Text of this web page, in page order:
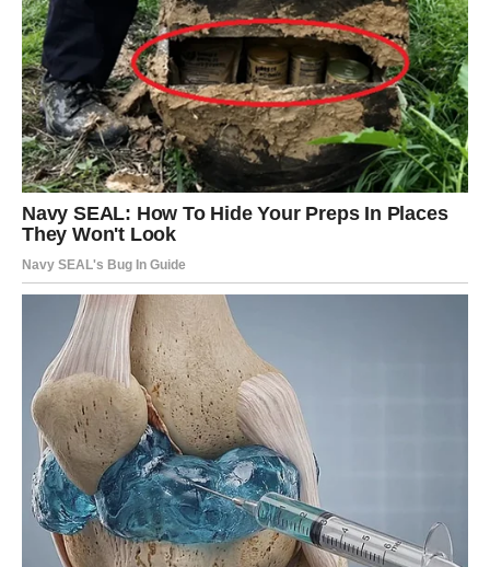
ŠKORPIJA
Pred vama je veoma snažna i strastvena ljubavna priča.
Jedna osoba sada budi emocije koje ste dugo pokušavali
sakriti.
Privlačnost postaje jača od svega